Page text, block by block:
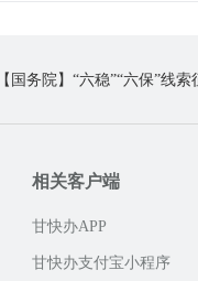
【国务院】“六稳”“六保”线索
相关客户端
甘快办APP
甘快办支付宝小程序